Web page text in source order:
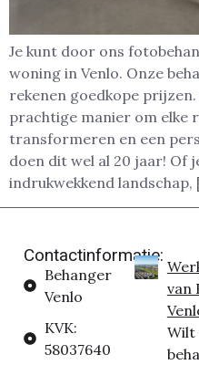
Je kunt door ons
woning in Venlo. Onze
rekenen goedkope
prachtige manier om elke
transformeren en een
doen dit wel al 20 jaar! Of
indrukwekkend landschap,
Contactinformatie:
Behanger
Venlo
KVK:
58037640
van
Wilt